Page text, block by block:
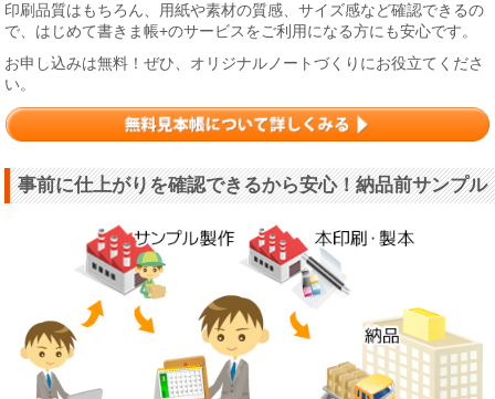
印刷品質はもちろん、用紙や素材の質感、サイズ感など確認できるの
で、はじめて書きま帳+のサービスをご利用になる方にも安心です。
お申し込みは無料！ぜひ、オリジナルノートづくりにお役立てくださ
い。
事前に仕上がりを確認できるから安心！納品前サンプル